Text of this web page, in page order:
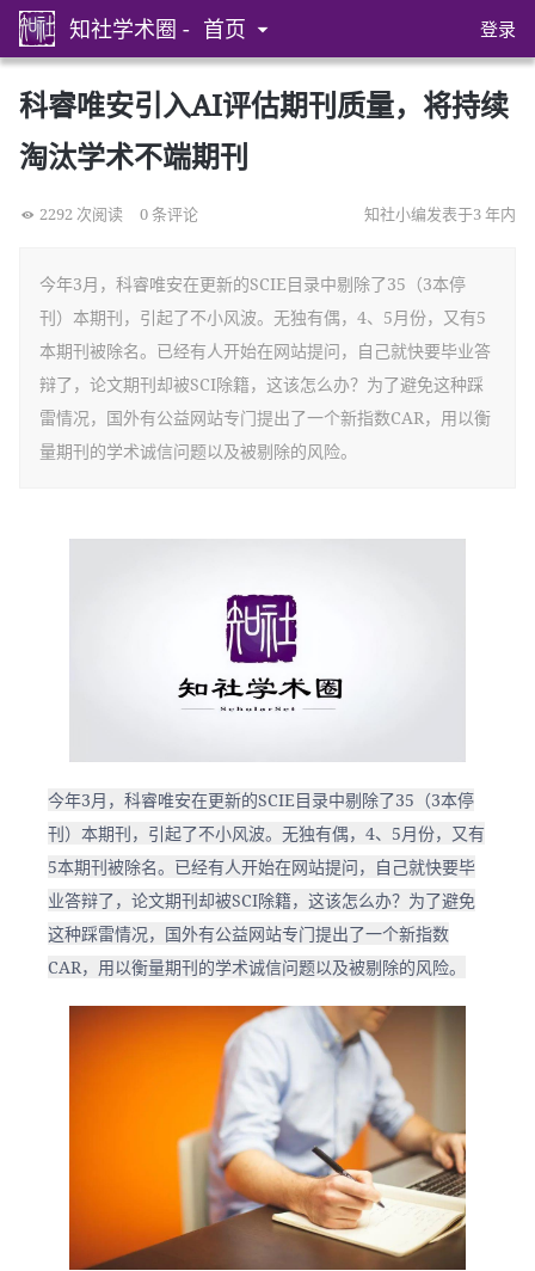
知社学术圈 - 首页 登录
科睿唯安引入AI评估期刊质量，将持续
淘汰学术不端期刊
2292 次阅读 0 条评论 知社小编发表于3 年内
今年3月，科睿唯安在更新的SCIE目录中剔除了35（3本停
刊）本期刊，引起了不小风波。无独有偶，4、5月份，又有5
本期刊被除名。已经有人开始在网站提问，自己就快要毕业答
辩了，论文期刊却被SCI除籍，这该怎么办？为了避免这种踩
雷情况，国外有公益网站专门提出了一个新指数CAR，用以衡
量期刊的学术诚信问题以及被剔除的风险。
今年3月，科睿唯安在更新的SCIE目录中剔除了35（3本停
刊）本期刊，引起了不小风波。无独有偶，4、5月份，又有
5本期刊被除名。已经有人开始在网站提问，自己就快要毕
业答辩了，论文期刊却被SCI除籍，这该怎么办？为了避免
这种踩雷情况，国外有公益网站专门提出了一个新指数
CAR，用以衡量期刊的学术诚信问题以及被剔除的风险。